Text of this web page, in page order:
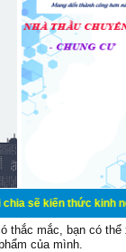
kinh nghiệm
thắc mắc, bạn có
của mình.